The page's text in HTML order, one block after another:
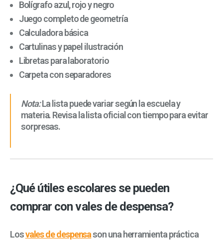
Bolígrafo azul, rojo y negro
Juego completo de geometría
Calculadora básica
Cartulinas y papel ilustración
Libretas para laboratorio
Carpeta con separadores
Nota:La lista puede variar según la escuela y
materia. Revisa la lista oficial con tiempo para evitar
sorpresas.
¿Qué útiles escolares se pueden
comprar con vales de despensa?
Losvales de despensason una herramienta práctica